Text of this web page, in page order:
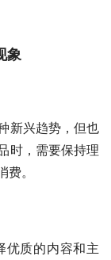
象
新兴趋势，但也
时，需要保持理
。
优质的内容和主